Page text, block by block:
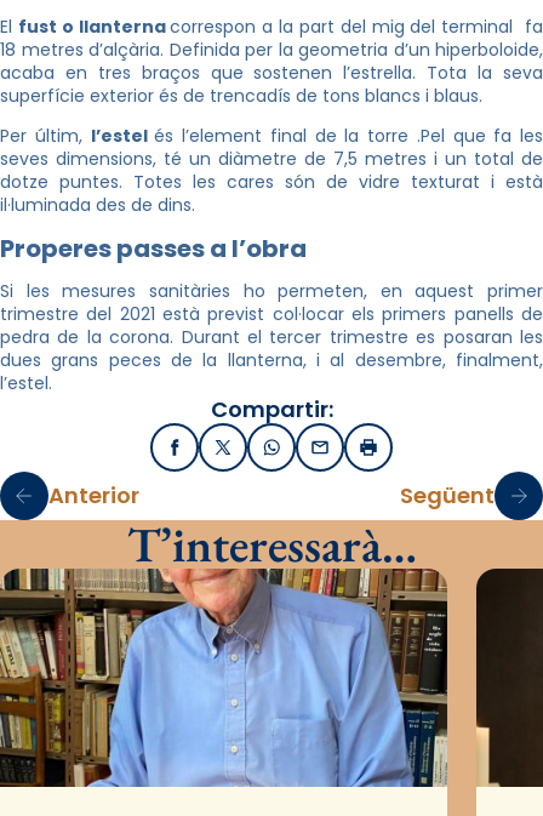
El fust o llanternacorrespon a la part del mig del terminal fa
18 metres d’alçària. Definida per la geometria d’un hiperboloide,
acaba en tres braços que sostenen l’estrella. Tota la seva
superfície exterior és de trencadís de tons blancs i blaus.
Per últim, l’estelés l’element final de la torre .Pel que fa les
seves dimensions, té un diàmetre de 7,5 metres i un total de
dotze puntes. Totes les cares són de vidre texturat i està
il·luminada des de dins.
Properes passes a l’obra
Si les mesures sanitàries ho permeten, en aquest primer
trimestre del 2021 està previst col·locar els primers panells de
pedra de la corona. Durant el tercer trimestre es posaran les
dues grans peces de la llanterna, i al desembre, finalment,
l’estel.
Compartir:
FacebookX / TwitterWhatsApp
EmailImprimir
Anterior Següent
T’interessarà…